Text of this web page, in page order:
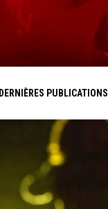
DERNIÈRES PUBLICATIONS